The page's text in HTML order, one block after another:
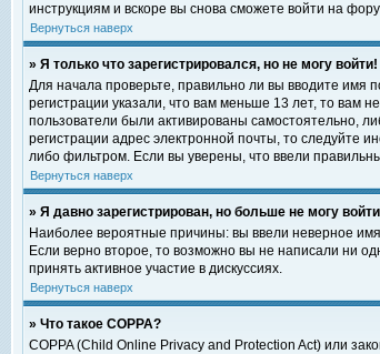
инструкциям и вскоре вы снова сможете войти на
Вернуться наверх
» Я только что зарегистрировался, но не могу войти!
Для начала проверьте, правильно ли вы вводите имя
регистрации указали, что вам меньше 13 лет, то вам
пользователи были активированы самостоятельно,
регистрации адрес электронной почты, то следуйте
либо фильтром. Если вы уверены, что ввели
Вернуться наверх
» Я давно зарегистрирован, но больше не могу
Наиболее вероятные причины: вы ввели неверное
Если верно второе, то возможно вы не написали ни
принять активное участие в дискуссиях.
Вернуться наверх
» Что такое COPPA?
COPPA (Child Online Privacy and Protection Act) или